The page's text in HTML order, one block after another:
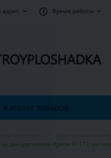
Время работы
Каталог товаров
декоративная Ирком IP-172,